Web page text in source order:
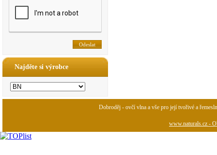
Najděte si výrobce
Dobroděj - ovčí vlna a vše pro její tvořivé a
www.naturals.cz -